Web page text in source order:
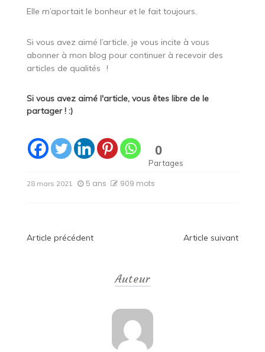
Elle m’aportait le bonheur et le fait toujours.
Si vous avez aimé l’article, je vous incite à vous
abonner à mon blog pour continuer à recevoir des
articles de qualités
!
Si vous avez aimé l'article, vous êtes libre de le
partager ! :)
0
Partages
28 mars 2021 5 ans 909 mots
Navigation
Article précédent Article suivant
Auteur